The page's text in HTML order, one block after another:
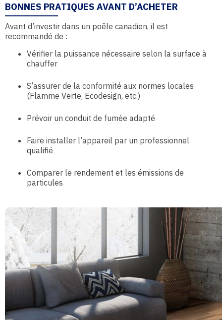
BONNES PRATIQUES AVANT D’ACHETER
Avant d’investir dans un poêle canadien, il est
recommandé de :
Vérifier la puissance nécessaire selon la surface à
chauffer
S’assurer de la conformité aux normes locales
(Flamme Verte, Ecodesign, etc.)
Prévoir un conduit de fumée adapté
Faire installer l’appareil par un professionnel
qualifié
Comparer le rendement et les émissions de
particules